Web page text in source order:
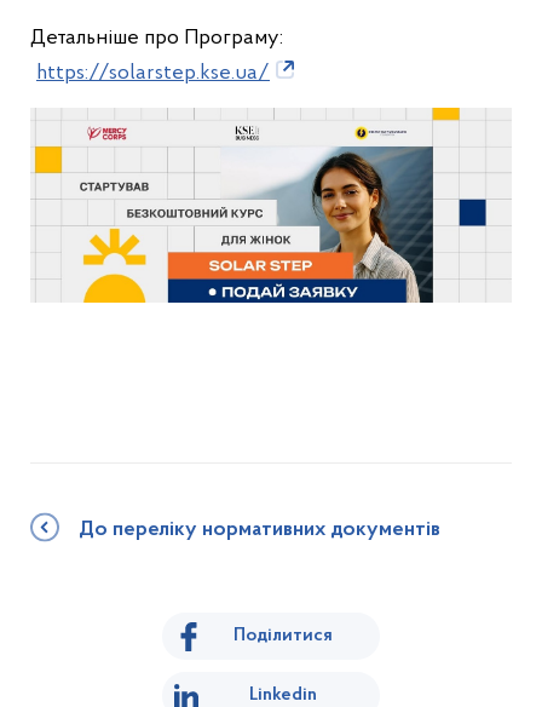
Детальніше про Програму:
https://solarstep.kse.ua/
До переліку нормативних документів
Поділитися
Linkedin